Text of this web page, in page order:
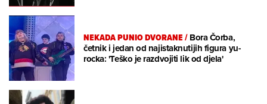
NEKADA PUNIO DVORANE/Bora Čorba,
četnik i jedan od najistaknutijih figura yu-
rocka: 'Teško je razdvojiti lik od djela'